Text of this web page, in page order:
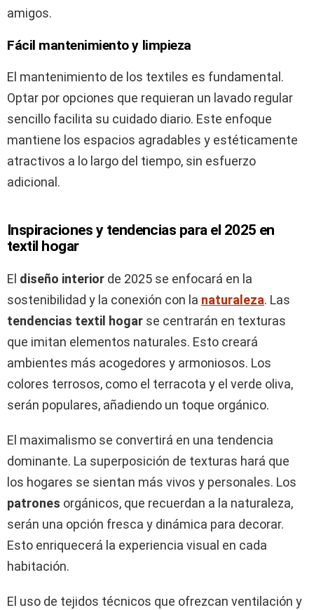
amigos.
Fácil mantenimiento y limpieza
El mantenimiento de los textiles es fundamental.
Optar por opciones que requieran un lavado regular
sencillo facilita su cuidado diario. Este enfoque
mantiene los espacios agradables y estéticamente
atractivos a lo largo del tiempo, sin esfuerzo
adicional.
Inspiraciones y tendencias para el 2025 en
textil hogar
El diseño interior de 2025 se enfocará en la
sostenibilidad y la conexión con la naturaleza. Las
tendencias textil hogar se centrarán en texturas
que imitan elementos naturales. Esto creará
ambientes más acogedores y armoniosos. Los
colores terrosos, como el terracota y el verde oliva,
serán populares, añadiendo un toque orgánico.
El maximalismo se convertirá en una tendencia
dominante. La superposición de texturas hará que
los hogares se sientan más vivos y personales. Los
patrones orgánicos, que recuerdan a la naturaleza,
serán una opción fresca y dinámica para decorar.
Esto enriquecerá la experiencia visual en cada
habitación.
El uso de tejidos técnicos que ofrezcan ventilación y